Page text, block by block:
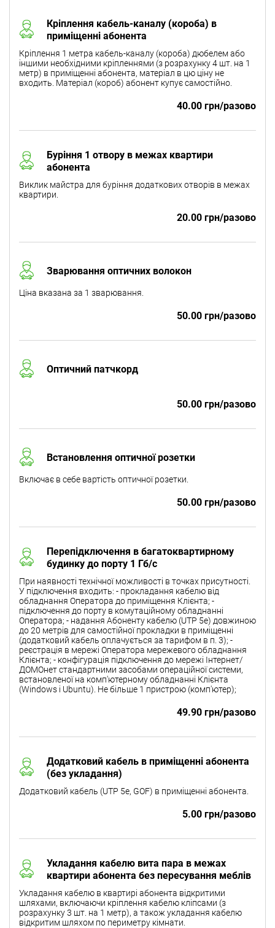
Кріплення кабель-каналу (короба) в
приміщенні абонента
Кріплення 1 метра кабель-каналу (короба) дюбелем або
іншими необхідними кріпленнями (з розрахунку 4 шт. на 1
метр) в приміщенні абонента, матеріал в цю ціну не
входить. Матеріал (короб) абонент купує самостійно.
40.00 грн/разово
Буріння 1 отвору в межах квартири
абонента
Виклик майстра для буріння додаткових отворів в межах
квартири.
20.00 грн/разово
Зварювання оптичних волокон
Ціна вказана за 1 зварювання.
50.00 грн/разово
Оптичний патчкорд
50.00 грн/разово
Встановлення оптичної розетки
Включає в себе вартість оптичної розетки.
50.00 грн/разово
Перепідключення в багатоквартирному
будинку до порту 1 Гб/с
При наявності технічної можливості в точках присутності.
У підключення входить: - прокладання кабелю від
обладнання Оператора до приміщення Клієнта; -
підключення до порту в комутаційному обладнанні
Оператора; - надання Абоненту кабелю (UTP 5e) довжиною
до 20 метрів для самостійної прокладки в приміщенні
(додатковий кабель оплачується за тарифом в п. 3); -
реєстрація в мережі Оператора мережевого обладнання
Клієнта; - конфігурація підключення до мережі Інтернет/
ДОМОнет стандартними засобами операційної системи,
встановленої на комп'ютерному обладнанні Клієнта
(Windows і Ubuntu). Не більше 1 пристрою (комп'ютер);
49.90 грн/разово
Додатковий кабель в приміщенні абонента
(без укладання)
Додатковий кабель (UTP 5e, GOF) в приміщенні абонента.
5.00 грн/разово
Укладання кабелю вита пара в межах
квартири абонента без пересування меблів
Укладання кабелю в квартирі абонента відкритими
шляхами, включаючи кріплення кабелю кліпсами (з
розрахунку 3 шт. на 1 метр), а також укладання кабелю
відкритим шляхом по периметру кімнати.